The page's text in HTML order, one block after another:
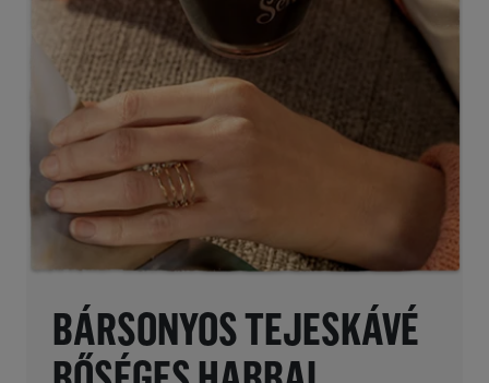
BÁRSONYOS TEJESKÁVÉ